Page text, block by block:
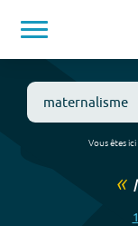
Vous êtes ici
«
1